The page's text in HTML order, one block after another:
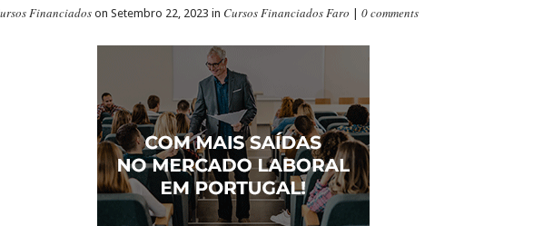
Financiados on Setembro 22, 2023 in Cursos Financiados Faro 0 comments